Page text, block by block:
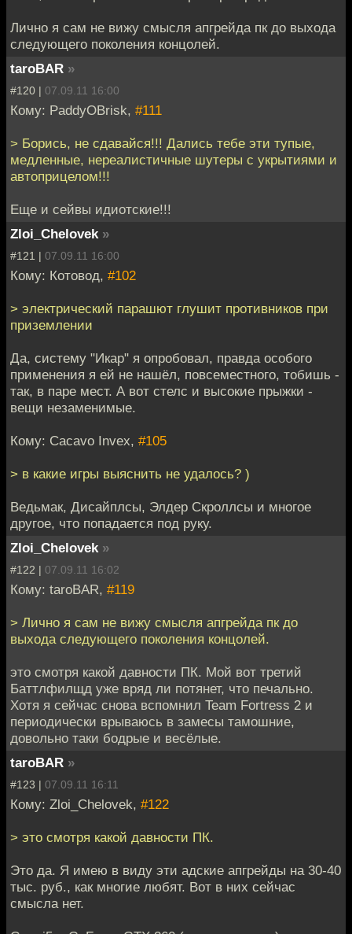
Лично я сам не вижу смысля апгрейда пк до выхода
следующего поколения концолей.
taroBAR »
#120 | 07.09.11 16:00
Кому: PaddyOBrisk, #111
> Борись, не сдавайся!!! Дались тебе эти тупые,
медленные, нереалистичные шутеры с укрытиями и
автоприцелом!!!
Еще и сейвы идиотские!!!
Zloi_Chelovek »
#121 | 07.09.11 16:00
Кому: Котовод, #102
> электрический парашют глушит противников при
приземлении
Да, систему "Икар" я опробовал, правда особого
применения я ей не нашёл, повсеместного, тобишь -
так, в паре мест. А вот стелс и высокие прыжки -
вещи незаменимые.
Кому: Cacavo Invex, #105
> в какие игры выяснить не удалось? )
Ведьмак, Дисайплсы, Элдер Скроллсы и многое
другое, что попадается под руку.
Zloi_Chelovek »
#122 | 07.09.11 16:02
Кому: taroBAR, #119
> Лично я сам не вижу смысля апгрейда пк до
выхода следующего поколения концолей.
это смотря какой давности ПК. Мой вот третий
Баттлфилщд уже вряд ли потянет, что печально.
Хотя я сейчас снова вспомнил Team Fortress 2 и
периодически врываюсь в замесы тамошние,
довольно таки бодрые и весёлые.
taroBAR »
#123 | 07.09.11 16:11
Кому: Zloi_Chelovek, #122
> это смотря какой давности ПК.
Это да. Я имею в виду эти адские апгрейды на 30-40
тыс. руб., как многие любят. Вот в них сейчас
смысла нет.